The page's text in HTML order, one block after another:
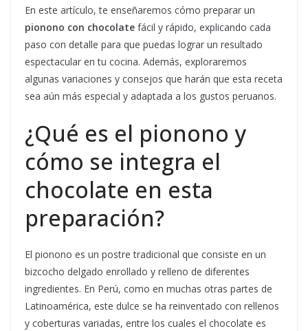
En este artículo, te enseñaremos cómo preparar un
pionono con chocolate fácil y rápido, explicando cada
paso con detalle para que puedas lograr un resultado
espectacular en tu cocina. Además, exploraremos
algunas variaciones y consejos que harán que esta receta
sea aún más especial y adaptada a los gustos peruanos.
¿Qué es el pionono y
cómo se integra el
chocolate en esta
preparación?
El pionono es un postre tradicional que consiste en un
bizcocho delgado enrollado y relleno de diferentes
ingredientes. En Perú, como en muchas otras partes de
Latinoamérica, este dulce se ha reinventado con rellenos
y coberturas variadas, entre los cuales el chocolate es